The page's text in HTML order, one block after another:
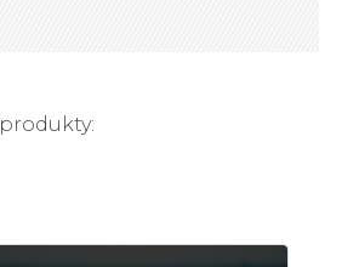
produkty: